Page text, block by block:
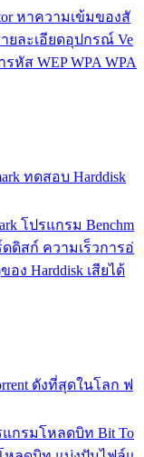
หาความเข้มของสั
ยละเอียดอุปกรณ์ Ve
ส WEP WPA WPA
ทดสอบ Harddisk
โปรแกรม Benchm
ดิสก์ ความเร็วการอ่
ง Harddisk เสียได้
ดังที่สุดในโลก ฟ
แกรมโหลดบิท Bit To